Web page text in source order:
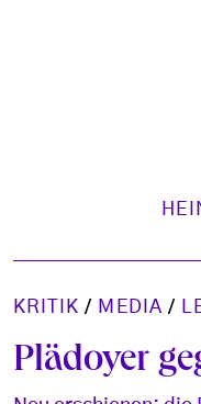
KRITIK / MEDIA /
Plädoyer